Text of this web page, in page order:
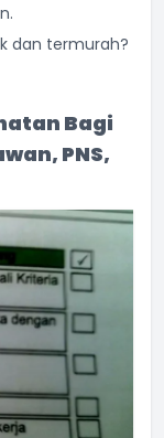
dan termurah?
Bagi
PNS,